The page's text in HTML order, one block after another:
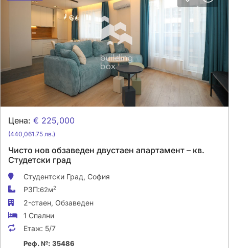
Цена: € 225,000
(440,061.75 лв.)
Чисто нов обзаведен двустаен апартамент – кв.
Студетски град
Студентски Град, София
РЗП:62м2
2-стаен, Обзаведен
1 Спални
Етаж: 5/7
Реф. №: 35486